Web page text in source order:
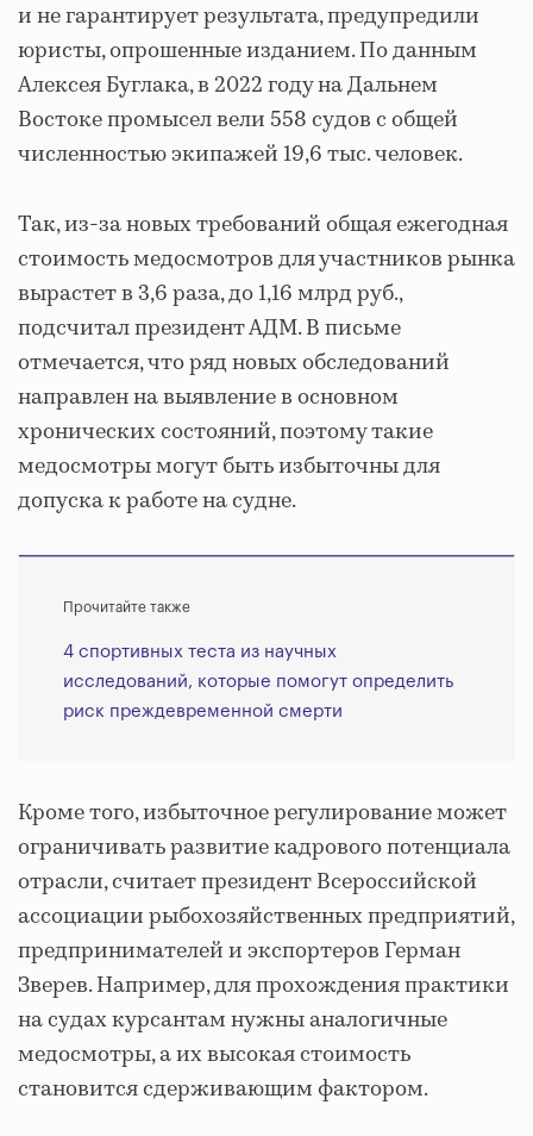
и не гарантирует результата, предупредили
юристы, опрошенные изданием. По данным
Алексея Буглака, в 2022 году на Дальнем
Востоке промысел вели 558 судов с общей
численностью экипажей 19,6 тыс. человек.
Так, из-за новых требований общая ежегодная
стоимость медосмотров для участников рынка
вырастет в 3,6 раза, до 1,16 млрд руб.,
подсчитал президент АДМ. В письме
отмечается, что ряд новых обследований
направлен на выявление в основном
хронических состояний, поэтому такие
медосмотры могут быть избыточны для
допуска к работе на судне.
Прочитайте также
4 спортивных теста из научных
исследований, которые помогут определить
риск преждевременной смерти
Кроме того, избыточное регулирование может
ограничивать развитие кадрового потенциала
отрасли, считает президент Всероссийской
ассоциации рыбохозяйственных предприятий,
предпринимателей и экспортеров Герман
Зверев. Например, для прохождения практики
на судах курсантам нужны аналогичные
медосмотры, а их высокая стоимость
становится сдерживающим фактором.